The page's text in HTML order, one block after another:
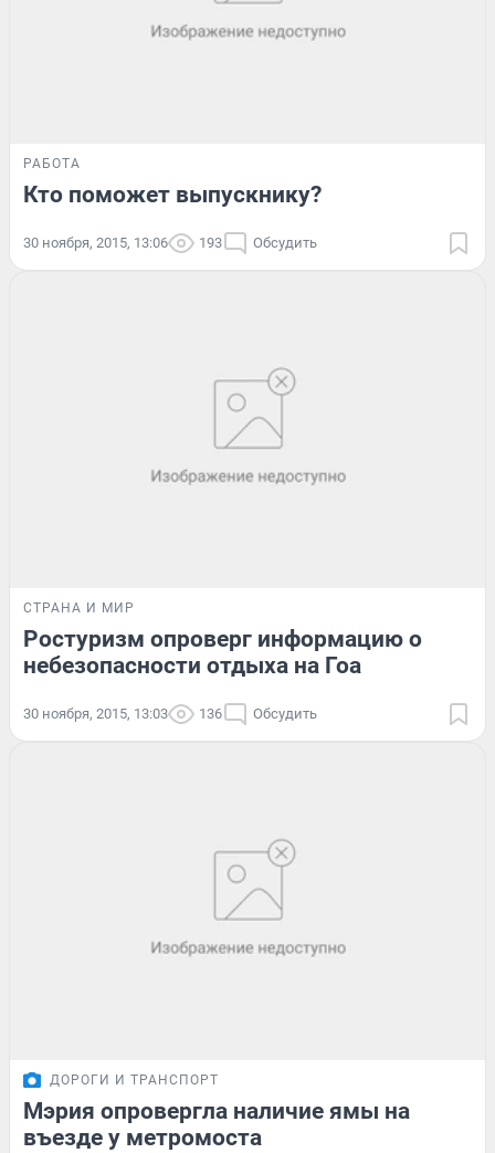
РАБОТА
Кто поможет выпускнику?
30 ноября, 2015, 13:06 193 Обсудить
СТРАНА И МИР
Ростуризм опроверг информацию о
небезопасности отдыха на Гоа
30 ноября, 2015, 13:03 136 Обсудить
ДОРОГИ И ТРАНСПОРТ
Мэрия опровергла наличие ямы на
въезде у метромоста